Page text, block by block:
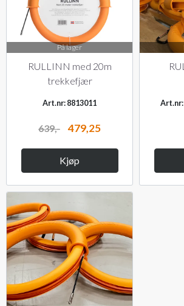
På lager
RULLINN med 20m
trekkefjær
Art.nr: 8813011
639,- 479,25
Kjøp
Art.nr: